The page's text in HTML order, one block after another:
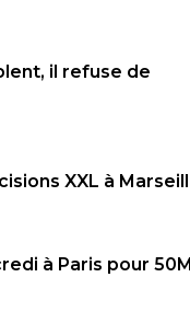
il refuse de
XXL à
à Paris pour